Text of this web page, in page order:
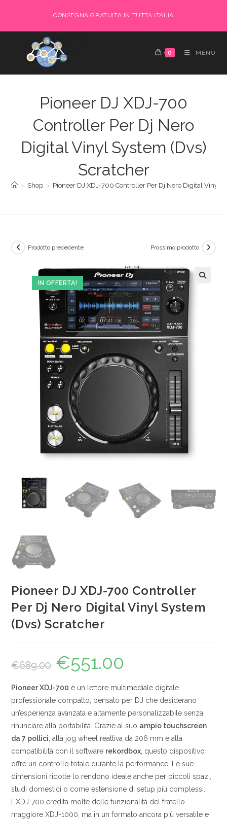
contenuto
CONSEGNA GRATUITA IN TUTTA ITALIA
0 MENU
Pioneer DJ XDJ-700
Controller Per Dj Nero
Digital Vinyl System (Dvs)
Scratcher
> Shop > Pioneer DJ XDJ-700 Controller Per Dj Nero Digital Vinyl
IN OFFERTA!
Prodotto precedente Prossimo prodotto
Pioneer DJ XDJ-700 Controller
Per Dj Nero Digital Vinyl System
(Dvs) Scratcher
€689.00
prezzo
originale
€689.00.
€551.00
€551.00.
Pioneer XDJ-700 è un lettore multimediale digitale
professionale compatto, pensato per DJ che desiderano
un’esperienza avanzata e altamente personalizzabile senza
rinunciare alla portabilità. Grazie al suo ampio touchscreen
da 7 pollici , alla jog wheel reattiva da 206 mm e alla
compatibilità con il software rekordbox , questo dispositivo
offre un controllo totale durante la performance. Le sue
dimensioni ridotte lo rendono ideale anche per piccoli spazi,
studi domestici o come estensione di setup più complessi.
L’XDJ-700 eredita molte delle funzionalità del fratello
maggiore XDJ-1000, ma in un formato ancora più versatile e